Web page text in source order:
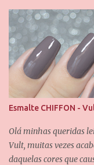
u
m
m
e
á
r
o
Esmalte CHIFFON -
Olá minhas queridas
Vult, muitas vezes
daquelas cores que